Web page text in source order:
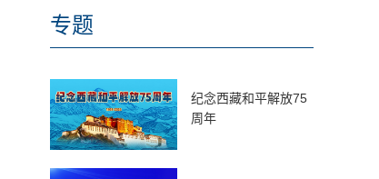
专题
纪念西藏和平解放75
周年